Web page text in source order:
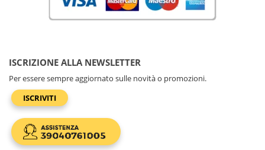
ISCRIZIONE ALLA NEWSLETTER
Per essere sempre aggiornato sulle novità o promozioni.
ISCRIVITI